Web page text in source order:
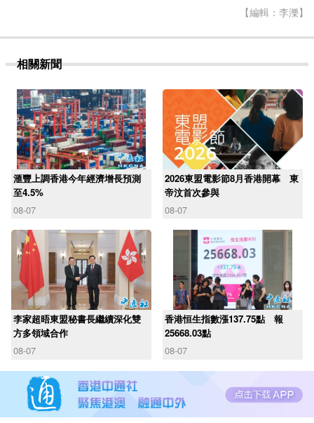
【編輯：李濼】
相關新聞
滙豐上調香港今年經濟增長預測
至4.5%
08-07
2026東盟電影節8月香港開幕 東
帝汶首次參與
08-07
李家超晤東盟秘書長繼續深化雙
方多領域合作
08-07
香港恒生指數漲137.75點 報
25668.03點
08-07